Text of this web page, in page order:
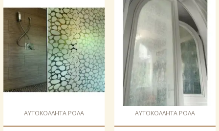
AΥΤΟΚΟΛΛΗΤΑ ΡΟΛΑ AΥΤΟΚΟΛΛΗΤΑ ΡΟΛΑ